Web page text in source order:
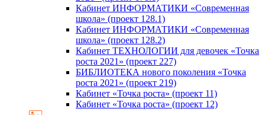
Кабинет ИНФОРМАТИКИ «Современная
школа» (проект 128.1)
Кабинет ИНФОРМАТИКИ «Современная
школа» (проект 128.2)
Кабинет ТЕХНОЛОГИИ для девочек «Точка
роста 2021» (проект 227)
БИБЛИОТЕКА нового поколения «Точка
роста 2021» (проект 219)
Кабинет «Точка роста» (проект 11)
Кабинет «Точка роста» (проект 12)